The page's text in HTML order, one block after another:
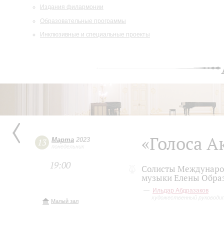
Издания филармонии
Образовательные программы
Инклюзивные и специальные проекты
13 Марта 2023
понедельник
19:00
Малый зал
«Голоса
Солисты
музыки Елены
Ильдар Абдразаков
художественный